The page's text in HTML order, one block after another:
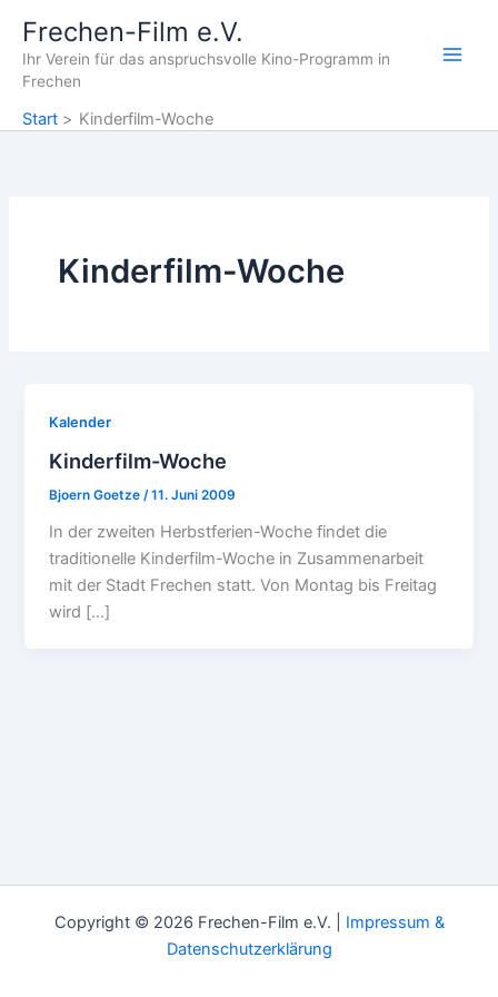
Inhalt
springen
Frechen-Film e.V.
Ihr Verein für das anspruchsvolle Kino-Programm in
Frechen
Start Kinderfilm-Woche
Kinderfilm-Woche
Kalender
Kinderfilm-Woche
Bjoern Goetze /11. Juni 2009
In der zweiten Herbstferien-Woche findet die
traditionelle Kinderfilm-Woche in Zusammenarbeit
mit der Stadt Frechen statt. Von Montag bis Freitag
wird […]
Copyright © 2026 Frechen-Film e.V. | Impressum &
Datenschutzerklärung